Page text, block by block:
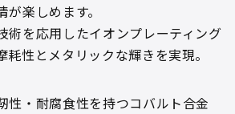
楽しめます。
術を応用したイオンプレーティング
性とメタリックな輝きを実現。
性・耐腐食性を持つコバルト合金